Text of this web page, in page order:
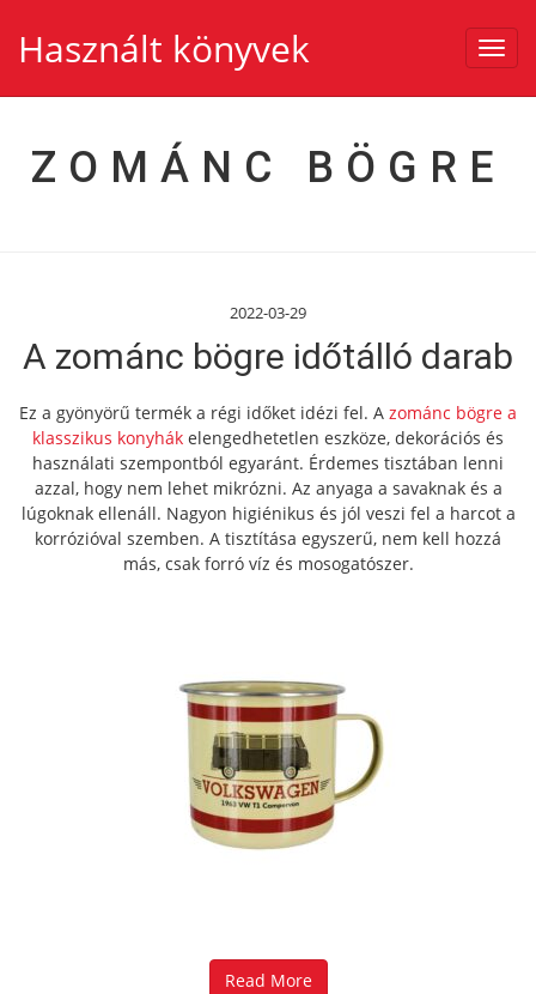
Használt könyvek
ZOMÁNC BÖGRE
2022-03-29
A zománc bögre időtálló darab
Ez a gyönyörű termék a régi időket idézi fel. A zománc bögre a
klasszikus konyhák elengedhetetlen eszköze, dekorációs és
használati szempontból egyaránt. Érdemes tisztában lenni
azzal, hogy nem lehet mikrózni. Az anyaga a savaknak és a
lúgoknak ellenáll. Nagyon higiénikus és jól veszi fel a harcot a
korrózióval szemben. A tisztítása egyszerű, nem kell hozzá
más, csak forró víz és mosogatószer.
Read More